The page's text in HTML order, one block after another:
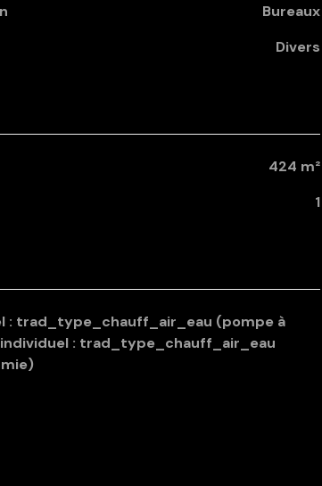
Bureaux
Divers
424 m²
1
: trad_type_chauff_air_eau